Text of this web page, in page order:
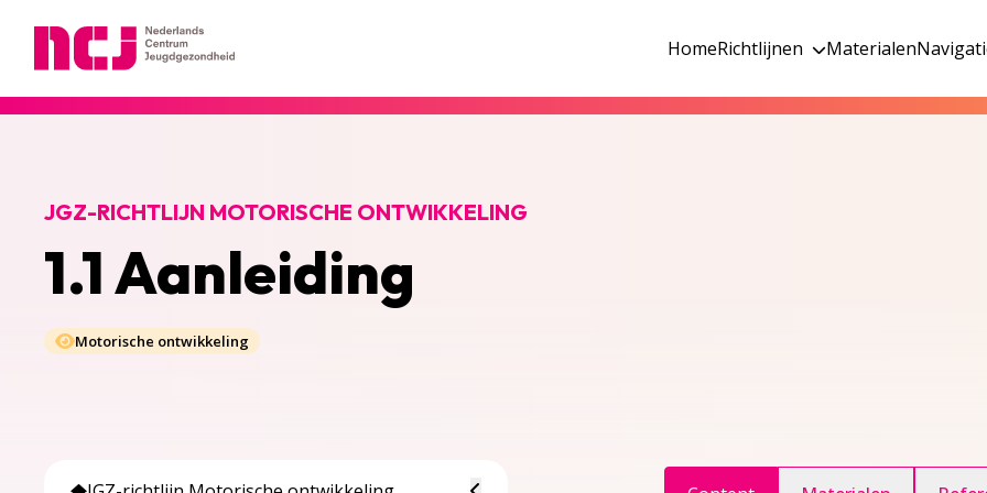
HomeRichtlijnen Materialen
1.1 Aanleiding
JGZ-RICHTLIJN MOTORISCHE ONTWIKKELING
Motorische ontwikkeling